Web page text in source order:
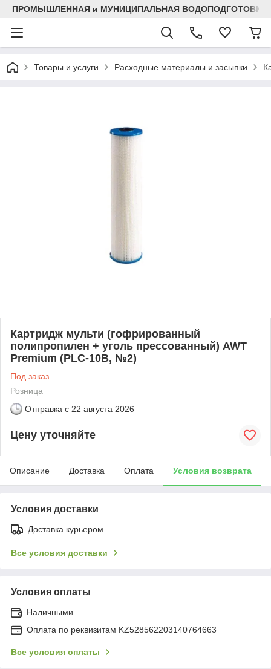
ПРОМЫШЛЕННАЯ и МУНИЦИПАЛЬНАЯ ВОДОПОДГОТОВКА
Товары и услуги Расходные материалы и засыпки
Картридж мульти (гофрированный
полипропилен + уголь прессованный) AWT
Premium (PLC-10B, №2)
Под заказ
Розница
Отправка с 22 августа 2026
Цену уточняйте
Описание Доставка Оплата Условия возврата
Условия доставки
Доставка курьером
Все условия доставки
Условия оплаты
Наличными
Оплата по реквизитам KZ528562203140764663
Все условия оплаты